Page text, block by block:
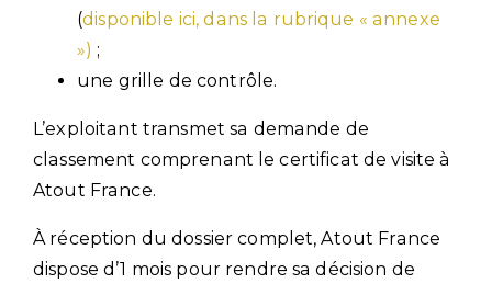
(disponible ici, dans la rubrique « annexe
») ;
une grille de contrôle.
L’exploitant transmet sa demande de
classement comprenant le certificat de visite à
Atout France.
À réception du dossier complet, Atout France
dispose d’1 mois pour rendre sa décision de